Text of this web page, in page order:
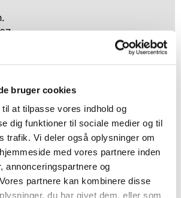
bruger cookies
at tilpasse vores indhold og
dig funktioner til sociale medier og til
trafik. Vi deler også oplysninger om
med vores partnere inden
annonceringspartnere og
partnere kan kombinere disse
du har givet dem, eller som
i